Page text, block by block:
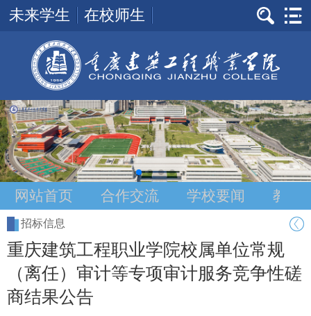
未来学生 在校师生
网站首页 合作交流 学校要闻 教学
招标信息
重庆建筑工程职业学院校属单位常规
（离任）审计等专项审计服务竞争性磋
商结果公告